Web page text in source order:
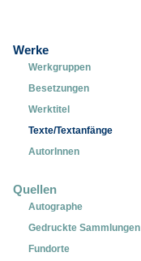
Werke
Werkgruppen
Besetzungen
Werktitel
Texte/Textanfänge
AutorInnen
Quellen
Autographe
Gedruckte Sammlungen
Fundorte